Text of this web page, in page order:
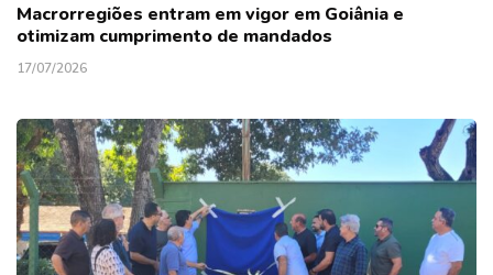
Macrorregiões entram em vigor em Goiânia e
otimizam cumprimento de mandados
17/07/2026